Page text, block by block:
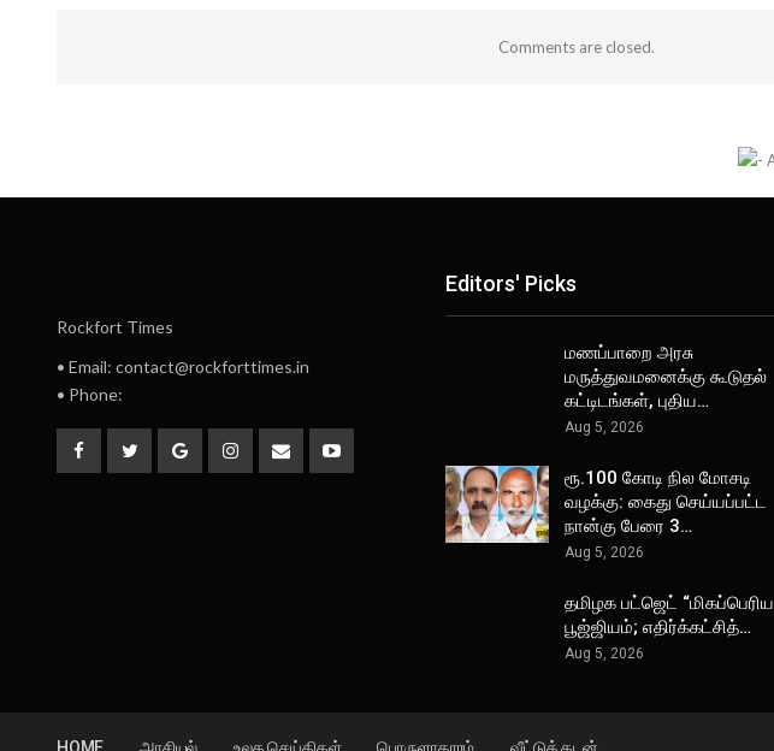
Comments are closed.
Rockfort Times
• Email: contact@rockforttimes.in
• Phone:
Editors' Picks
மணப்பாறை அரசு
மருத்துவமனைக்கு கூடுதல்
கட்டிடங்கள், புதிய…
Aug 5, 2026
ரூ.100 கோடி நில மோசடி
வழக்கு: கைது செய்யப்பட்ட
நான்கு பேரை 3…
Aug 5, 2026
தமிழக பட்ஜெட் “மிகப்பெரிய
பூஜ்ஜியம்; எதிர்க்கட்சித்…
Aug 5, 2026